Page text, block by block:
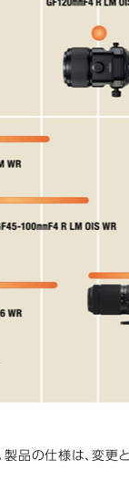
品の仕様は、変更